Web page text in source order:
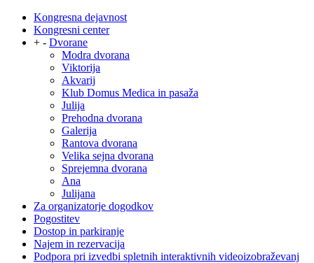
Kongresna dejavnost
Kongresni center
+ - Dvorane
Modra dvorana
Viktorija
Akvarij
Klub Domus Medica in pasaža
Julija
Prehodna dvorana
Galerija
Rantova dvorana
Velika sejna dvorana
Sprejemna dvorana
Ana
Julijana
Za organizatorje dogodkov
Pogostitev
Dostop in parkiranje
Najem in rezervacija
Podpora pri izvedbi spletnih interaktivnih videoizobraževanj